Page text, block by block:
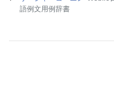
語例文用例辞書